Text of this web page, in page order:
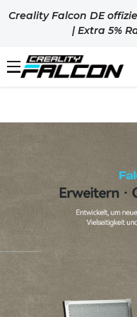
Zum Inhalt Springen
Creality Falcon DE
| Extra 5%
Falcon T1
Zubehör